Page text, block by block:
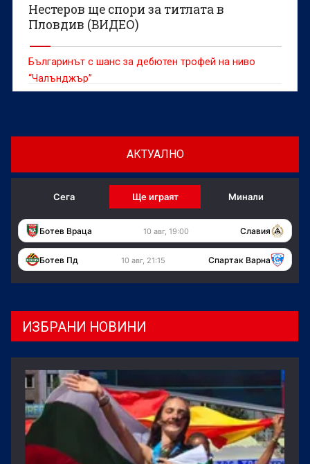
Нестеров ще спори за титлата в
Пловдив (ВИДЕО)
Българинът с шанс за дебютен трофей на ниво
“Чалънджър”
АКТУАЛНО
Сега Ще играят Минали
Ботев Враца 10 авг, 19:00 Славия
Ботев Пд 10 авг, 21:15 Спартак Варна
ИЗБРАНИ НОВИНИ